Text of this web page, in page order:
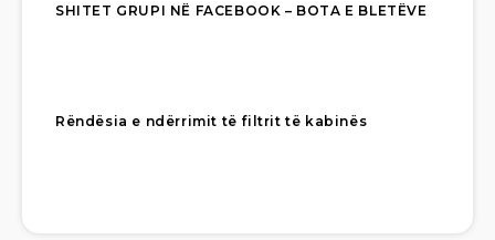
SHITET GRUPI NË FACEBOOK – BOTA E BLETËVE
Rëndësia e ndërrimit të filtrit të kabinës